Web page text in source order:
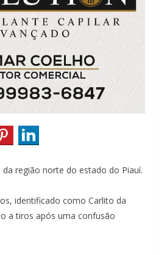
região norte do estado do Piauí.
identificado como Carlito da
a tiros após uma confusão